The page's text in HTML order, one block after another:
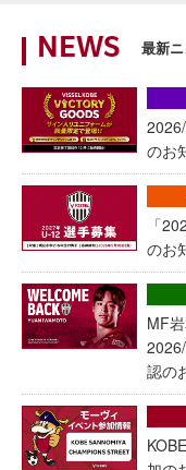
NEWS 最新
のお
「
のお
MF
認の